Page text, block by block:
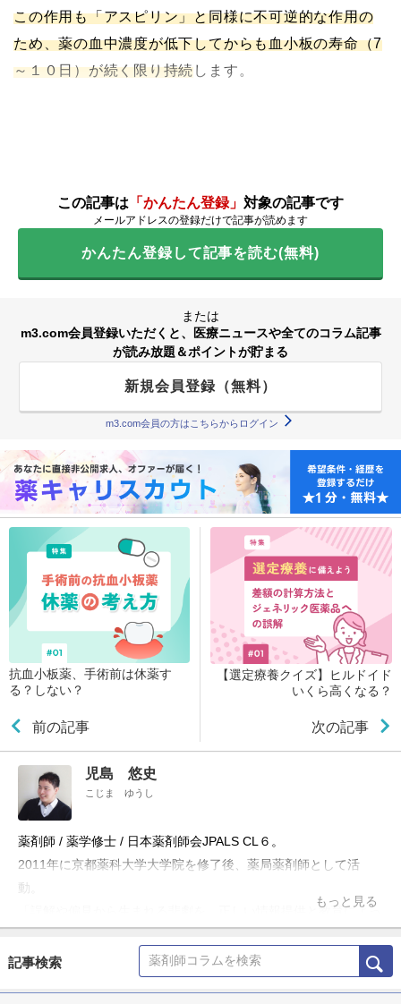
この作用も「アスピリン」と同様に不可逆的な作用の
ため、薬の血中濃度が低下してからも血小板の寿命（7
～１０日）が続く限り持続します。
この記事は 「かんたん登録」 対象の記事です
メールアドレスの登録だけで記事が読めます
かんたん登録して記事を読む(無料)
または
m3.com会員登録いただくと、医療ニュースや全てのコラム記事
が読み放題＆ポイントが貯まる
新規会員登録（無料）
m3.com会員の方はこちらからログイン
抗血小板薬、手術前は休薬す
る？しない？
前の記事
【選定療養クイズ】ヒルドイド
いくら高くなる？
次の記事
児島 悠史
こじま ゆうし
薬剤師 / 薬学修士 / 日本薬剤師会JPALS CL６。
2011年に京都薬科大学大学院を修了後、薬局薬剤師として活
動。
「誤解や偏見から生まれる悲劇を、正しい情報提供と教育によっ
Information」やTwitter「@Fizz_DI」を使って科学的根拠に基づ
いた医療情報の発信・共有を行うほか、大学や薬剤師会の研修会
もっと見る
記事検索